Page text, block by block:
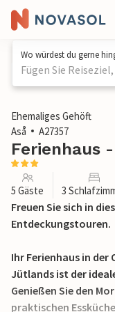
Wo würdest du gerne
Fügen Sie
1 / 16
Ehemaliges Gehöft
Aså
A27357
Ferienhaus
5 Gäste 3
Freuen Sie sich in
Entdeckungstouren.
Ihr Ferienhaus in
Jütlands ist der
Genießen Sie den
praktischen